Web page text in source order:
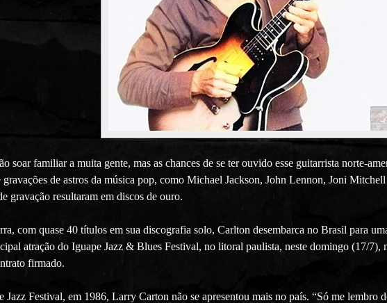
soar familiar a muita gente, mas as chances de se ter ouvido esse guitarrista norte-
gravações de astros da música pop, como Michael Jackson, John Lennon, Joni
gravação resultaram em discos de ouro.
com quase 40 títulos em sua discografia solo, Carlton desembarca no Brasil para
atração do Iguape Jazz & Blues Festival, no litoral paulista, neste domingo (17/7),
firmado.
Jazz Festival, em 1986, Larry Carton não se apresentou mais no país. “Só me